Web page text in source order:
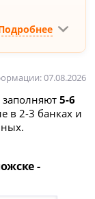
07.08.2026
заполняют5-6
в 2-3 банках и
-